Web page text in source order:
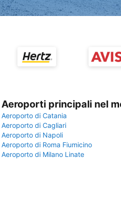
Aeroporti principali nel
Aeroporto di Catania
Aeroporto di Cagliari
Aeroporto di Napoli
Aeroporto di Roma Fiumicino
Aeroporto di Milano Linate